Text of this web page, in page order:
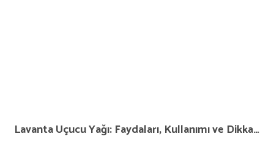
Lavanta Uçucu Yağı: Faydaları, Kullanımı ve Dikkat Edilmesi Gerekenler